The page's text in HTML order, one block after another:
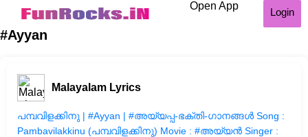
Open App
Login
#Ayyan
Malayalam Lyrics
പമ്പവിളക്കിനു | #Ayyan | #അയ്യപ്പ-ഭക്തി-ഗാനങ്ങള്‍ Song :
Pambavilakkinu (പമ്പവിളക്കിനു) Movie : #അയ്യൻ Singer :